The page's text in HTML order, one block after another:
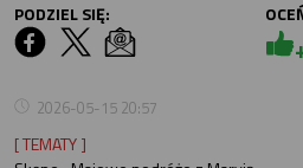
PODZIEL SIĘ:
2026-05-15 20:57
[ TEMATY ]